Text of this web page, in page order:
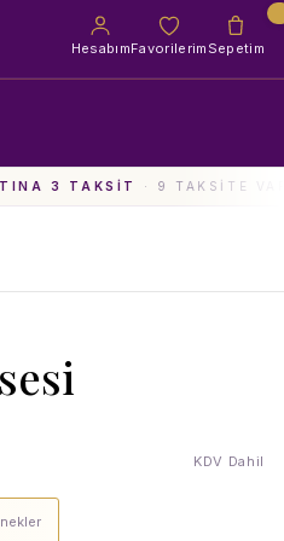
HesabımFavorilerim Sepetim
3 TAKSIT· 9 TAKSITE
KDV Dahil